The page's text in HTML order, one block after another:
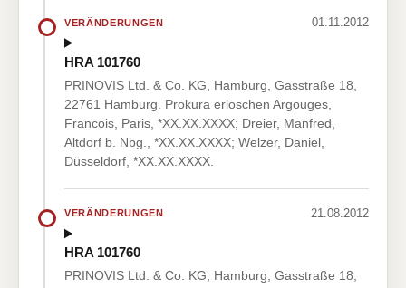
VERÄNDERUNGEN 01.11.2012
HRA 101760
PRINOVIS Ltd. & Co. KG, Hamburg, Gasstraße 18,
22761 Hamburg. Prokura erloschen Argouges,
Francois, Paris, *XX.XX.XXXX; Dreier, Manfred,
Altdorf b. Nbg., *XX.XX.XXXX; Welzer, Daniel,
Düsseldorf, *XX.XX.XXXX.
VERÄNDERUNGEN 21.08.2012
HRA 101760
PRINOVIS Ltd. & Co. KG, Hamburg, Gasstraße 18,